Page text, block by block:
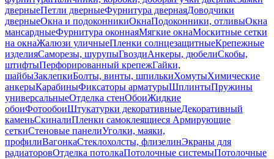
дверныеПетли дверныеФурнитура двернаяДоводчики
дверныеОкна и подоконникиОкнаПодоконники, отливыОкна
мансардныеФурнитура оконнаяМягкие окнаМоскитные сетки
на окнаЖалюзи уличныеПленки солнцезащитныеКрепежные
изделияСаморезы, шурупыГвоздиАнкеры, дюбелиСкобы,
штифтыПерфорированный крепежГайки,
шайбыЗаклепкиБолты, винты, шпилькиХомутыХимические
анкерыКарабиныФиксаторы арматурыШплинтыПружины
универсальныеОтделка стенОбоиЖидкие
обоиФотообоиШтукатурки декоративныеДекоративный
каменьСкиналиПленки самоклеящиеся Армирующие
сеткиСтеновые панелиУголки, маяки,
профилиВагонкаСтеклохолсты, флизелинЭкраны для
радиаторовОтделка потолкаПотолочные системыПотолочные